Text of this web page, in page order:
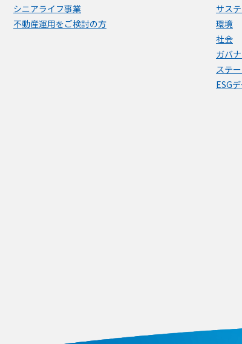
シニアライフ事業
不動産運用をご検討の方
サス
環境
社会
ガバ
ステ
ESG